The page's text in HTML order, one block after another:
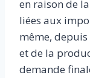
en raison de
liées aux
même, depuis
et de la
demande